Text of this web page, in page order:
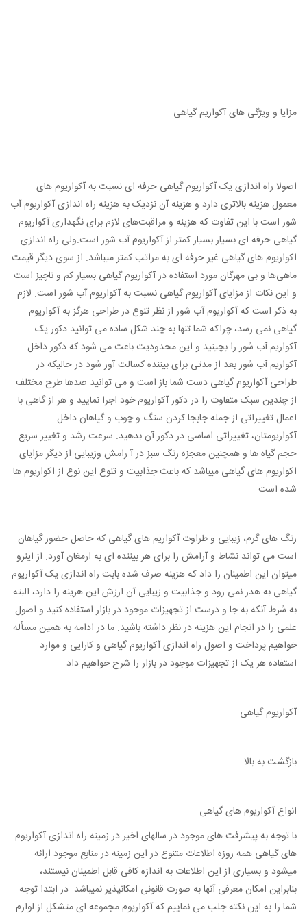
مزایا و ویژگی های آکواریم گیاهی
اصولا راه اندازی یک آکواریوم گیاهی حرفه ای نسبت به آکواریوم های
معمول هزینه بالاتری دارد و هزینه آن نزدیک به هزینه راه اندازی آکواریوم آب
شور است با این تفاوت که هزینه و مراقبت‌های لازم برای نگهداری آکواریوم
گیاهی حرفه ای بسیار بسیار کمتر از آکواریوم آب شور است.ولی راه اندازی
اکواریوم های گیاهی غیر حرفه ای به مراتب کمتر میباشد. از سوی دیگر قیمت
ماهی‌ها و بی مهرگان مورد استفاده در آکواریوم گیاهی بسیار کم و ناچیز است
و این نکات از مزایای آکواریوم گیاهی نسبت به آکواریوم آب شور است. لازم
به ذکر است که آکواریوم آب شور از نظر تنوع در طراحی هرگز به آکواریوم
گیاهی نمی رسد، چراکه شما تنها به چند شکل ساده می توانید دکور یک
آکواریم آب شور را بچینید و این محدودیت باعث می‌ شود که دکور داخل
آکواریم آب شور بعد از مدتی برای بیننده کسالت آور شود در حالیکه در
طراحی آکواریوم گیاهی دست شما باز است و می توانید صدها طرح مختلف
از چندین سبک متفاوت را در دکور آکواریوم خود اجرا نمایید و هر از گاهی با
اعمال تغییراتی از جمله جابجا کردن سنگ و چوب و گیاهان داخل
آکواریومتان، تغییراتی اساسی در دکور آن بدهید. سرعت رشد و تغییر سریع
حجم گیاه ها و همچنین معجزه رنگ سبز در آ رامش وزیبایی از دیگر مزایای
اکواریوم های گیاهی میباشد که باعث جذابیت و تنوع این نوع از اکواریوم ها
شده است..
رنگ های گرم، زیبایی و طراوت آکواریم های گیاهی که حاصل حضور گیاهان
است می تواند نشاط و آرامش را برای هر بیننده ای به ارمغان آورد. از اینرو
میتوان این اطمینان را داد که هزینه صرف شده بابت راه اندازی یک آکواریوم
گیاهی به هدر نمی رود و جذابیت و زیبایی آن ارزش این هزینه را دارد، البته
به شرط آنکه به جا و درست از تجهیزات موجود در بازار استفاده کنید و اصول
علمی را در انجام این هزینه در نظر داشته باشید. ما در ادامه به همین مسأله
خواهیم پرداخت و اصول راه اندازی آکواریوم گیاهی و کارایی و موارد
استفاده هر یک از تجهیزات موجود در بازار را شرح خواهیم داد.
آکواریوم گیاهی
بازگشت به بالا
انواع آکواریوم های گیاهی
با توجه به پیشرفت های موجود در سالهای اخیر در زمینه راه اندازی آکواریوم
های گیاهی همه روزه اطلاعات متنوع در این زمینه در منابع موجود ارائه
میشود و بسیاری از این اطلاعات به اندازه کافی قابل اطمینان نیستند،
بنابراین امکان معرفی آنها به صورت قانونی امکانپذیر نمیباشد. در ابتدا توجه
شما را به این نکته جلب می نماییم که آکواریوم مجموعه ای متشکل از لوازم